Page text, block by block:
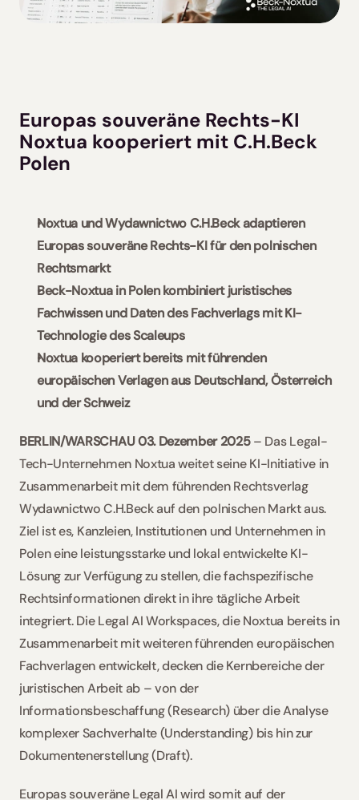
Europas souveräne Rechts-KI
Noxtua kooperiert mit C.H.Beck
Polen
Noxtua und Wydawnictwo C.H.Beck adaptieren
Europas souveräne Rechts-KI für den polnischen
Rechtsmarkt
Beck-Noxtua in Polen kombiniert juristisches
Fachwissen und Daten des Fachverlags mit KI-
Technologie des Scaleups
Noxtua kooperiert bereits mit führenden
europäischen Verlagen aus Deutschland, Österreich
und der Schweiz
BERLIN/WARSCHAU 03. Dezember 2025 – Das Legal-
Tech-Unternehmen Noxtua weitet seine KI-Initiative in
Zusammenarbeit mit dem führenden Rechtsverlag
Wydawnictwo C.H.Beck auf den polnischen Markt aus.
Ziel ist es, Kanzleien, Institutionen und Unternehmen in
Polen eine leistungsstarke und lokal entwickelte KI-
Lösung zur Verfügung zu stellen, die fachspezifische
Rechtsinformationen direkt in ihre tägliche Arbeit
integriert. Die Legal AI Workspaces, die Noxtua bereits in
Zusammenarbeit mit weiteren führenden europäischen
Fachverlagen entwickelt, decken die Kernbereiche der
juristischen Arbeit ab – von der
Informationsbeschaffung (Research) über die Analyse
komplexer Sachverhalte (Understanding) bis hin zur
Dokumentenerstellung (Draft).
Europas souveräne Legal AI wird somit auf der
Slowakei / Beck-Noxtua